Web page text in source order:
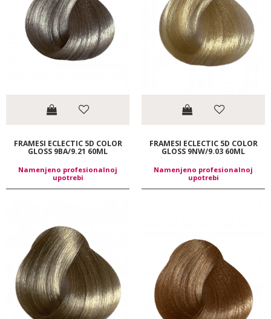
FRAMESI ECLECTIC 5D COLOR
GLOSS 9BA/9.21 60ML
Namenjeno profesionalnoj
upotrebi
FRAMESI ECLECTIC 5D COLOR
GLOSS 9NW/9.03 60ML
Namenjeno profesionalnoj
upotrebi